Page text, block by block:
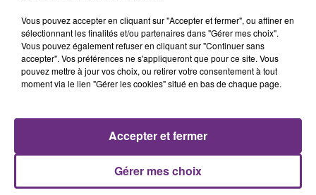
CHRISTOPHE MAE
La Lune
ED SHEERAN
Shape Of You
13h01
13h01 12h59
12h59
Vous pouvez accepter en cliquant sur "Accepter et fermer", ou affiner en
sélectionnant les finalités et/ou partenaires dans "Gérer mes choix".
Vous pouvez également refuser en cliquant sur "Continuer sans
accepter". Vos préférences ne s'appliqueront que pour ce site. Vous
pouvez mettre à jour vos choix, ou retirer votre consentement à tout
moment via le lien "Gérer les cookies" situé en bas de chaque page.
Gérer mes choix
Accepter et fermer